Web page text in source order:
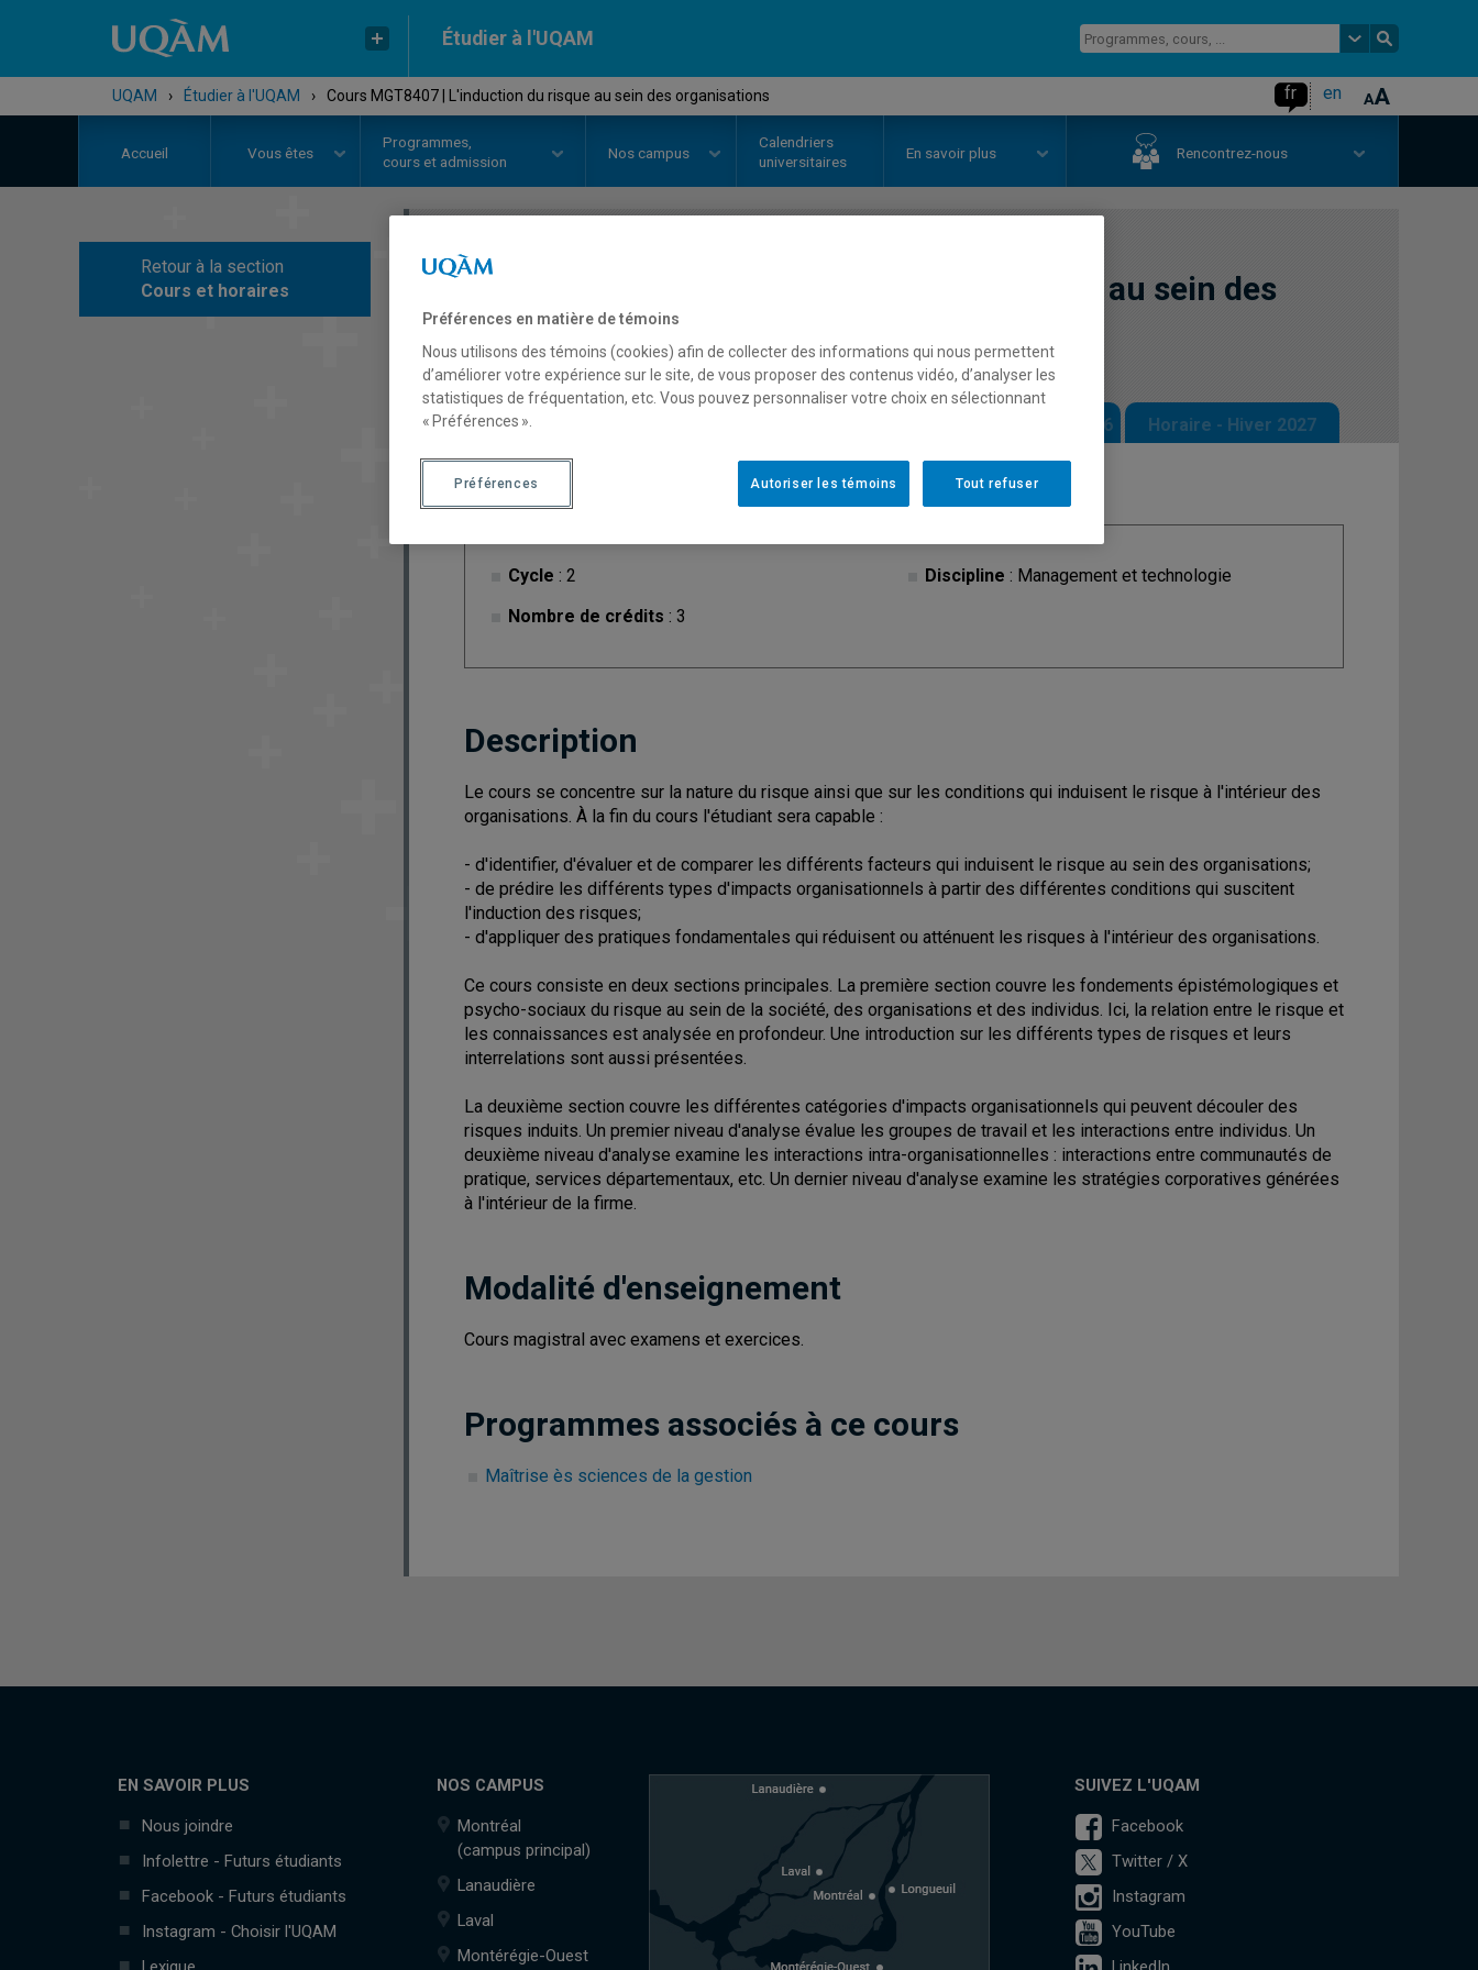
Étudier à l'UQAM
UQAM › Étudier à l'UQAM › Cours MGT8407 | L'induction du risque au sein des organisations fr en
Accueil Vous êtes
Programmes,
cours et admission
Nos campus
Calendriers
universitaires
En savoir plus Rencontrez-nous
Retour à la section
Cours et horaires
L'induction du risque au sein des
organisations
Description Horaire - Automne 2026 Horaire - Hiver 2027
Cycle : 2
Nombre de crédits : 3
Discipline : Management et technologie
Description
Le cours se concentre sur la nature du risque ainsi que sur les conditions qui induisent le risque à l'intérieur des
organisations. À la fin du cours l'étudiant sera capable :
- d'identifier, d'évaluer et de comparer les différents facteurs qui induisent le risque au sein des organisations;
- de prédire les différents types d'impacts organisationnels à partir des différentes conditions qui suscitent
l'induction des risques;
- d'appliquer des pratiques fondamentales qui réduisent ou atténuent les risques à l'intérieur des organisations.
Ce cours consiste en deux sections principales. La première section couvre les fondements épistémologiques et
psycho-sociaux du risque au sein de la société, des organisations et des individus. Ici, la relation entre le risque et
les connaissances est analysée en profondeur. Une introduction sur les différents types de risques et leurs
interrelations sont aussi présentées.
La deuxième section couvre les différentes catégories d'impacts organisationnels qui peuvent découler des
risques induits. Un premier niveau d'analyse évalue les groupes de travail et les interactions entre individus. Un
deuxième niveau d'analyse examine les interactions intra-organisationnelles : interactions entre communautés de
pratique, services départementaux, etc. Un dernier niveau d'analyse examine les stratégies corporatives générées
à l'intérieur de la firme.
Modalité d'enseignement
Cours magistral avec examens et exercices.
Programmes associés à ce cours
Maîtrise ès sciences de la gestion
EN SAVOIR PLUS
Nous joindre
Infolettre - Futurs étudiants
Facebook - Futurs étudiants
Instagram - Choisir l'UQAM
NOS CAMPUS
Montréal
(campus principal)
Lanaudière
Laval
Montérégie-Ouest
SUIVEZ L'UQAM
Facebook
Twitter / X
Instagram
YouTube
Préférences en matière de témoins
Nous utilisons des témoins (cookies) afin de collecter des informations qui nous permettent
d’améliorer votre expérience sur le site, de vous proposer des contenus vidéo, d’analyser les
statistiques de fréquentation, etc. Vous pouvez personnaliser votre choix en sélectionnant
« Préférences ».
Tout refuser
Autoriser les témoins
Préférences